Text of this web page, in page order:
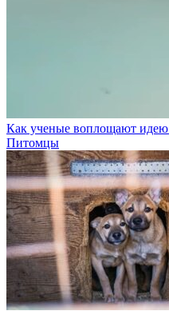
Как ученые воплощают идею
Питомцы